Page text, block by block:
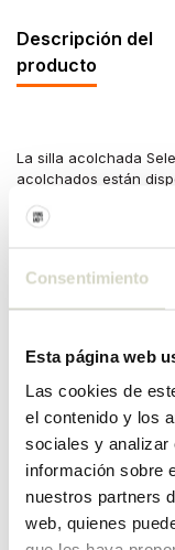
Consentimiento
Esta página web
Las cookies de
el contenido y los
sociales y analizar
información sobre
nuestros partners
web, quienes
Descripción del
producto
La silla acolchada
acolchados están
es muy divertido de
72cm.
Material: poliéster,
PRODUCTO
Número de artículo
SKU